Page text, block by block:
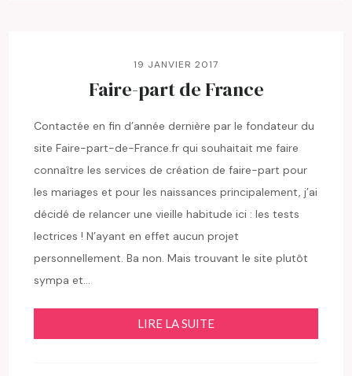
19 JANVIER 2017
Faire-part de France
Contactée en fin d’année dernière par le fondateur du
site Faire-part-de-France.fr qui souhaitait me faire
connaître les services de création de faire-part pour
les mariages et pour les naissances principalement, j’ai
décidé de relancer une vieille habitude ici : les tests
lectrices ! N’ayant en effet aucun projet
personnellement. Ba non. Mais trouvant le site plutôt
sympa et…
LIRE LA SUITE